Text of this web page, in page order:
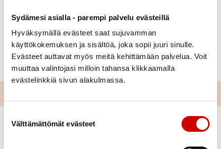
Sydämesi asialla - parempi palvelu evästeillä
Hyväksymällä evästeet saat sujuvamman
käyttökokemuksen ja sisältöä, joka sopii juuri sinulle.
Evästeet auttavat myös meitä kehittämään palvelua. Voit
muuttaa valintojasi milloin tahansa klikkaamalla
evästelinkkiä sivun alakulmassa.
Välttämättömät evästeet
Julkaistu 11.3.2025
Jaa Whatsapp
Jaa Facebook
Jaa TwitterJaa Linkedin
Jaa EmailJaa Print